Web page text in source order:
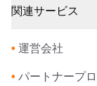
関連サービス
• 運営会社
• パートナープ